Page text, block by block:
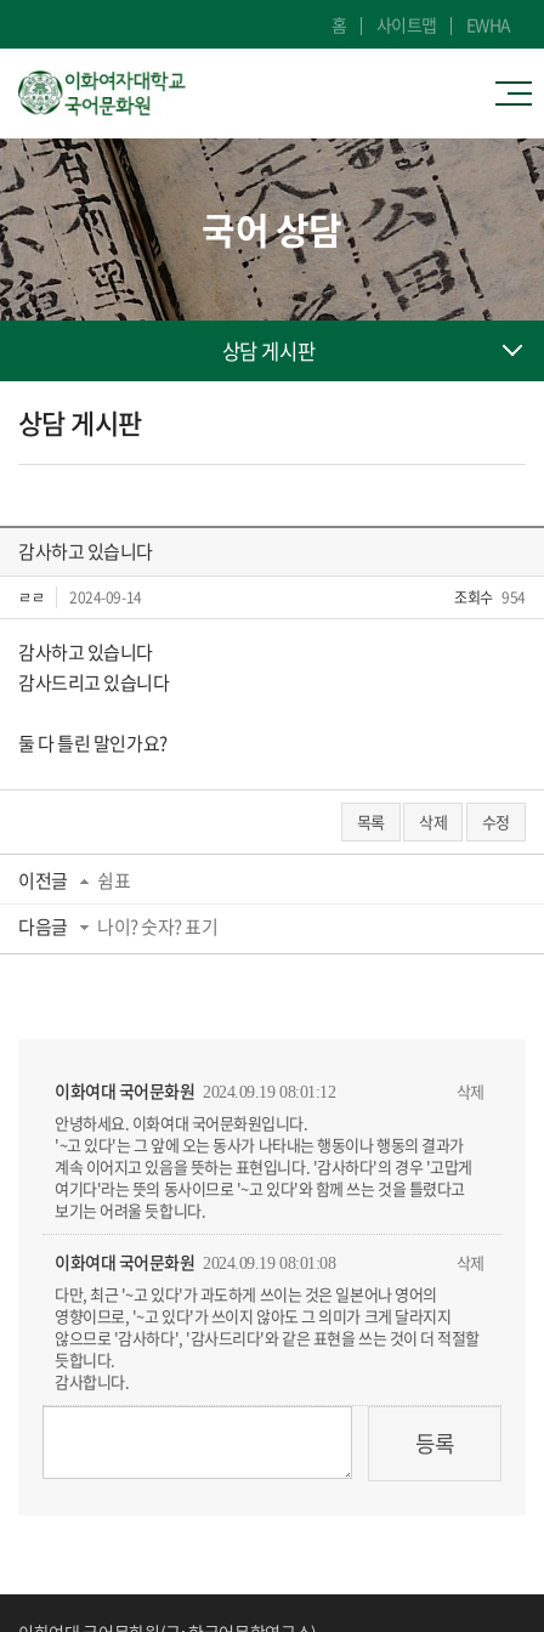
홈 사이트맵 EWHA
국어 상담
상담 게시판
상담 게시판
감사하고 있습니다
ㄹㄹ 2024-09-14 조회수 954
감사하고 있습니다
감사드리고 있습니다
둘 다 틀린 말인가요?
목록 삭제 수정
이전글
쉼표
다음글
나이? 숫자? 표기
이화여대 국어문화원 2024.09.19 08:01:12
안녕하세요. 이화여대 국어문화원입니다.
'~고 있다'는 그 앞에 오는 동사가 나타내는 행동이나 행동의 결과가
계속 이어지고 있음을 뜻하는 표현입니다. '감사하다'의 경우 '고맙게
여기다'라는 뜻의 동사이므로 '~고 있다'와 함께 쓰는 것을 틀렸다고
보기는 어려울 듯합니다.
삭제
이화여대 국어문화원 2024.09.19 08:01:08
다만, 최근 '~고 있다'가 과도하게 쓰이는 것은 일본어나 영어의
영향이므로, '~고 있다'가 쓰이지 않아도 그 의미가 크게 달라지지
않으므로 '감사하다', '감사드리다'와 같은 표현을 쓰는 것이 더 적절할
듯합니다.
감사합니다.
삭제